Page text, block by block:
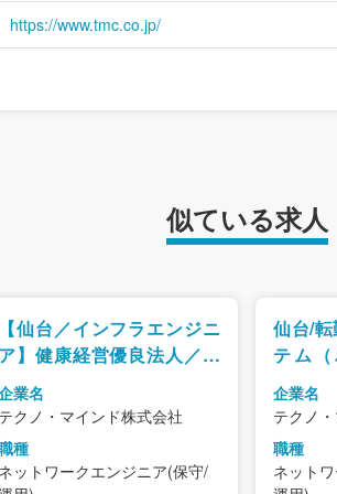
https://www.tmc.co.jp/
似ている求人
仙台／インフラエンジニ
】健康経営優良法人／福
厚生◎／教育プログラム
業名
クノ・マインド株式会社
種
ットワークエンジニア(保守/
仙台/
テム（
ム）の
営優良
企業名
テクノ
職種
ネット